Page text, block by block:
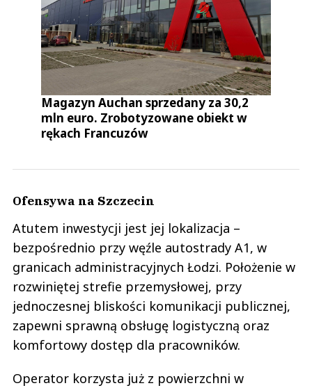
Magazyn Auchan sprzedany za 30,2
mln euro. Zrobotyzowane obiekt w
rękach Francuzów
Ofensywa na Szczecin
Atutem inwestycji jest jej lokalizacja –
bezpośrednio przy węźle autostrady A1, w
granicach administracyjnych Łodzi. Położenie w
rozwiniętej strefie przemysłowej, przy
jednoczesnej bliskości komunikacji publicznej,
zapewni sprawną obsługę logistyczną oraz
komfortowy dostęp dla pracowników.
Operator korzysta już z powierzchni w